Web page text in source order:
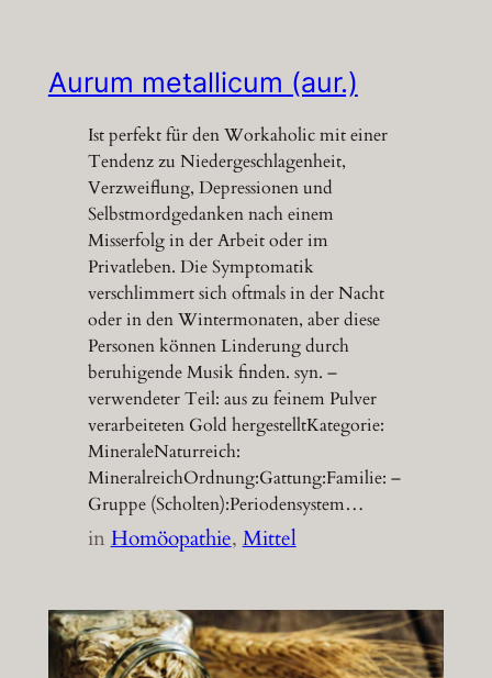
Aurum metallicum (aur.)
Ist perfekt für den Workaholic mit einer
Tendenz zu Niedergeschlagenheit,
Verzweiflung, Depressionen und
Selbstmordgedanken nach einem
Misserfolg in der Arbeit oder im
Privatleben. Die Symptomatik
verschlimmert sich oftmals in der Nacht
oder in den Wintermonaten, aber diese
Personen können Linderung durch
beruhigende Musik finden. syn. –
verwendeter Teil: aus zu feinem Pulver
verarbeiteten Gold hergestelltKategorie:
MineraleNaturreich:
MineralreichOrdnung:Gattung:Familie: –
Gruppe (Scholten):Periodensystem…
inHomöopathie, Mittel